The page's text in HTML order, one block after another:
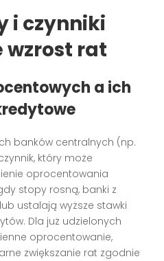
i czynniki
wzrost rat
a ich
banków centralnych (np.
który może
oprocentowania
stopy rosną, banki z
ustalają wyższe stawki
Dla już udzielonych
oprocentowanie,
zwiększanie rat zgodnie